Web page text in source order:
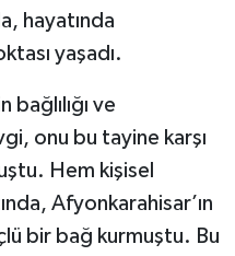
hayatında
yaşadı.
ve
onu bu tayine karşı
Hem kişisel
Afyonkarahisar’ın
bir bağ kurmuştu. Bu